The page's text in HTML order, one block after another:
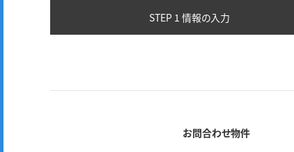
STEP 1 情報の入力
お問合わせ物件